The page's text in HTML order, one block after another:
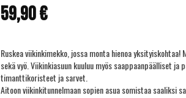
59,90 €
Ruskea viikinkimekko, jossa monta hienoa
sekä vyö. Viikinkiasuun kuuluu myös saappaanpäälliset ja
timanttikoristeet ja sarvet.
Aitoon viikinkitunnelmaan sopien asua somistaa saaliksi